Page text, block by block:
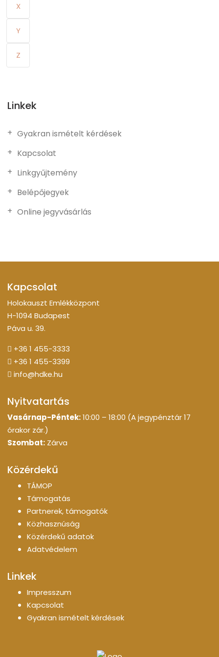
X
Y
Z
Linkek
Gyakran ismételt kérdések
Kapcsolat
Linkgyűjtemény
Belépőjegyek
Online jegyvásárlás
Kapcsolat
Holokauszt Emlékközpont
H-1094 Budapest
Páva u. 39.
+36 1 455-3333
+36 1 455-3399
info@hdke.hu
Nyitvatartás
Vasárnap-Péntek:10:00 – 18:00 (A jegypénztár 17
órakor zár.)
Szombat: Zárva
Közérdekű
TÁMOP
Támogatás
Partnerek, támogatók
Közhasznúság
Közérdekű adatok
Adatvédelem
Linkek
Impresszum
Kapcsolat
Gyakran ismételt kérdések